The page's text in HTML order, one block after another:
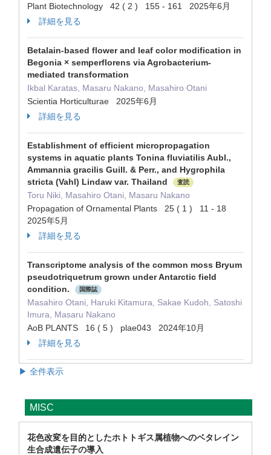
Plant Biotechnology 42 ( 2 ) 155 - 161 2025年6月
詳細を見る
Betalain-based flower and leaf color modification in
Begonia × semperflorens via Agrobacterium-
mediated transformation
Ikbal Karatas, Masaru Nakano, Masahiro Otani
Scientia Horticulturae 2025年6月
詳細を見る
Establishment of efficient micropropagation
systems in aquatic plants Tonina fluviatilis Aubl.,
Ammannia gracilis Guill. & Perr., and Hygrophila
stricta (Vahl) Lindaw var. Thailand
査読
Toru Niki, Masahiro Otani, Masaru Nakano
Propagation of Ornamental Plants 25 ( 1 ) 11 - 18
2025年5月
詳細を見る
Transcriptome analysis of the common moss Bryum
pseudotriquetrum grown under Antarctic field
condition.
国際誌
Masahiro Otani, Haruki Kitamura, Sakae Kudoh, Satoshi
Imura, Masaru Nakano
AoB PLANTS 16 ( 5 ) plae043 2024年10月
詳細を見る
▶ 全件表示
MISC
花色改変を目的としたホトトギス属植物へのベタレイン
生合成遺伝子の導入